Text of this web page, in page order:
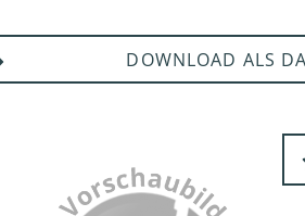
DOWNLOAD ALS